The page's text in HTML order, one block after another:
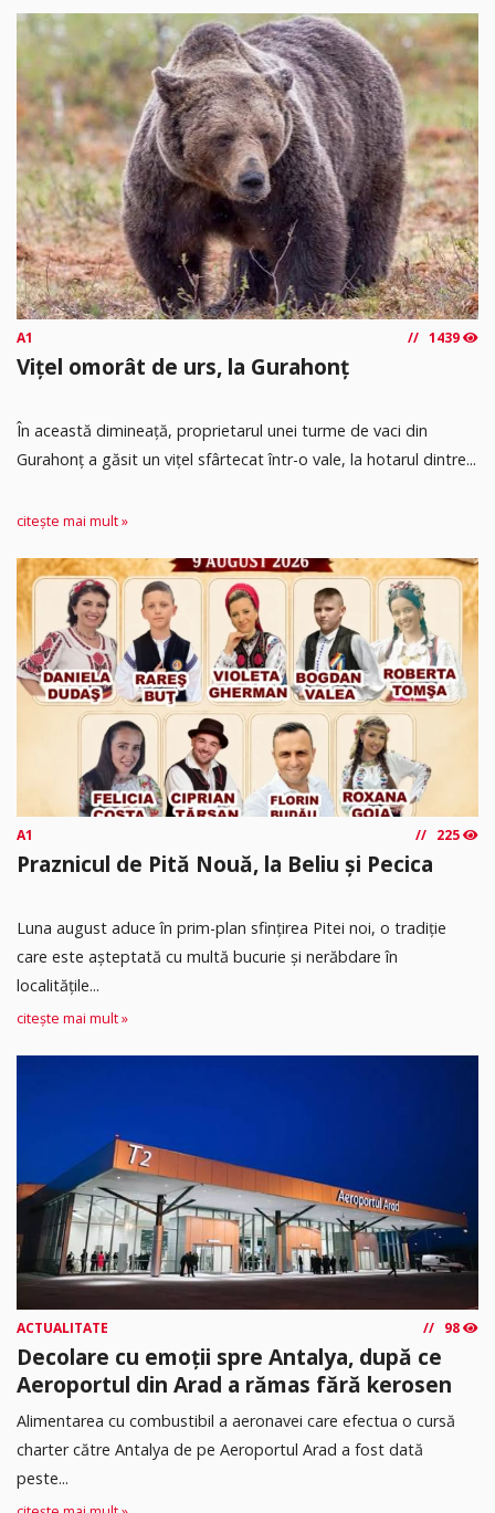
A1 1439
Vițel omorât de urs, la Gurahonț
În această dimineață, proprietarul unei turme de vaci din
Gurahonț a găsit un vițel sfârtecat într-o vale, la hotarul dintre...
citește mai mult »
A1 225
Praznicul de Pită Nouă, la Beliu și Pecica
Luna august aduce în prim-plan sfințirea Pitei noi, o tradiție
care este așteptată cu multă bucurie și nerăbdare în
localitățile...
citește mai mult »
ACTUALITATE 98
Decolare cu emoții spre Antalya, după ce
Aeroportul din Arad a rămas fără kerosen
Alimentarea cu combustibil a aeronavei care efectua o cursă
charter către Antalya de pe Aeroportul Arad a fost dată
peste...